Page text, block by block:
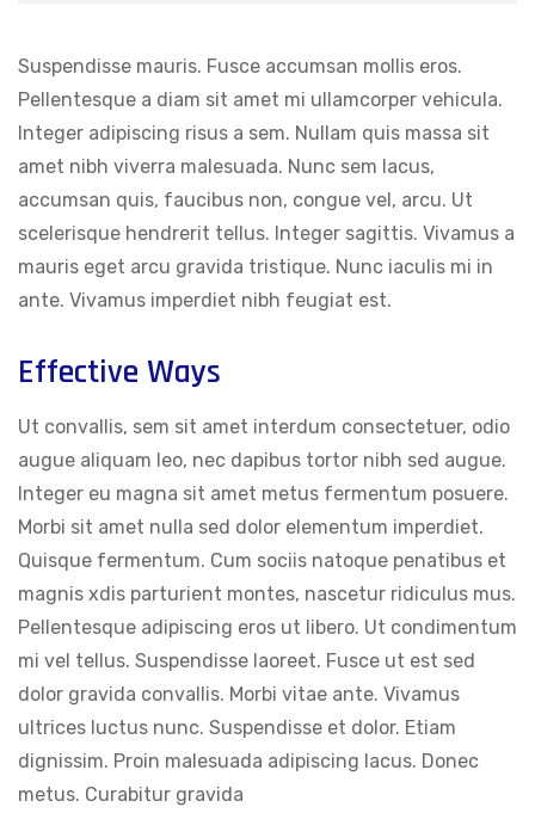
Suspendisse mauris. Fusce accumsan mollis eros.
Pellentesque a diam sit amet mi ullamcorper vehicula.
Integer adipiscing risus a sem. Nullam quis massa sit
amet nibh viverra malesuada. Nunc sem lacus,
accumsan quis, faucibus non, congue vel, arcu. Ut
scelerisque hendrerit tellus. Integer sagittis. Vivamus a
mauris eget arcu gravida tristique. Nunc iaculis mi in
ante. Vivamus imperdiet nibh feugiat est.
Effective Ways
Ut convallis, sem sit amet interdum consectetuer, odio
augue aliquam leo, nec dapibus tortor nibh sed augue.
Integer eu magna sit amet metus fermentum posuere.
Morbi sit amet nulla sed dolor elementum imperdiet.
Quisque fermentum. Cum sociis natoque penatibus et
magnis xdis parturient montes, nascetur ridiculus mus.
Pellentesque adipiscing eros ut libero. Ut condimentum
mi vel tellus. Suspendisse laoreet. Fusce ut est sed
dolor gravida convallis. Morbi vitae ante. Vivamus
ultrices luctus nunc. Suspendisse et dolor. Etiam
dignissim. Proin malesuada adipiscing lacus. Donec
metus. Curabitur gravida